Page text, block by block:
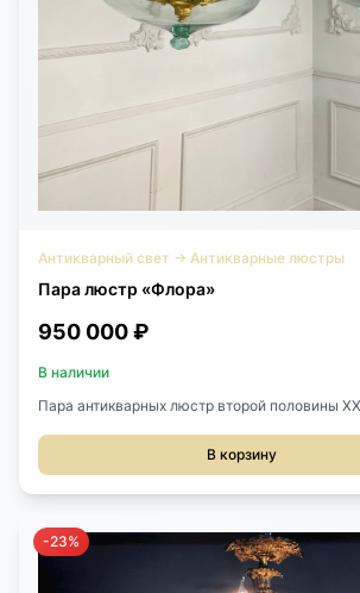
Антикварный свет → Антикварные люстры
Пара люстр «Флора»
950 000 ₽
В наличии
Пара антикварных люстр второй половины
стекла ручной работы. Каждая на 4
Диаметр 54 см. Цена за пару.
В корзину
-23%